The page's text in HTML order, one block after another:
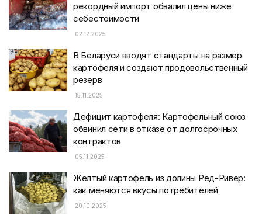
рекордный импорт обвалил цены ниже
себестоимости
02.12.2025
В Беларуси вводят стандарты на размер
картофеля и создают продовольственный
резерв
15.11.2025
Дефицит картофеля: Картофельный союз
обвинил сети в отказе от долгосрочных
контрактов
05.11.2025
Желтый картофель из долины Ред-Ривер:
как меняются вкусы потребителей
20.10.2025